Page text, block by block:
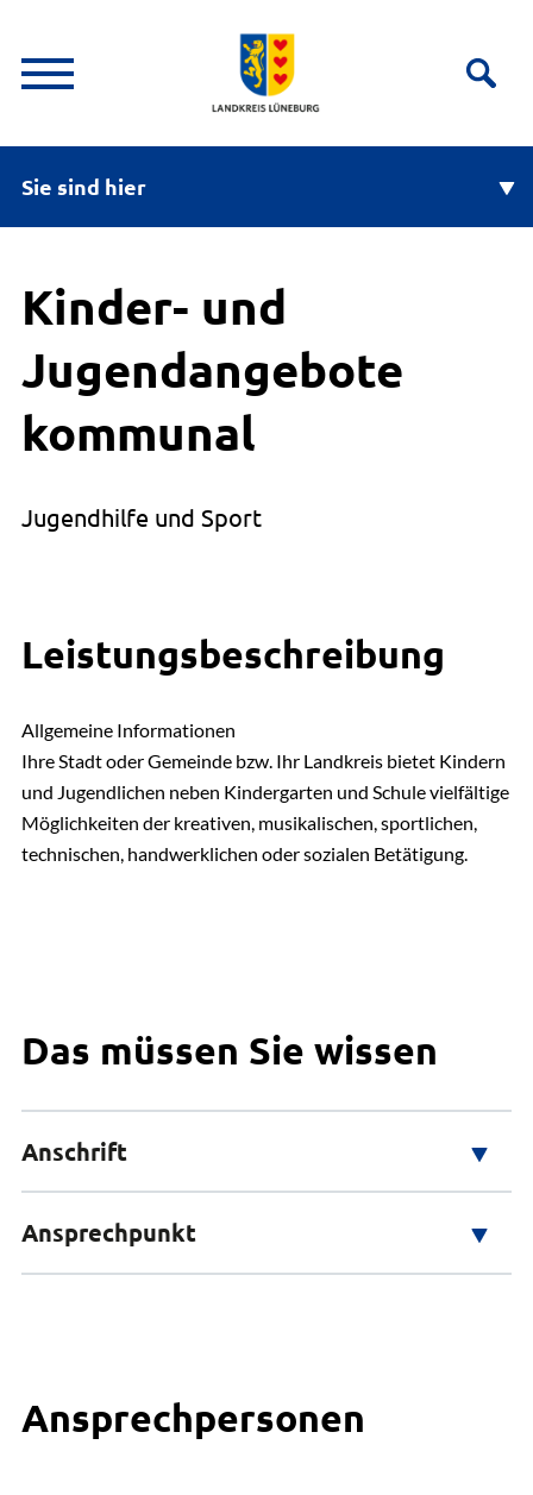
Sie sind hier
Kinder- und
Jugendangebote
kommunal
Jugendhilfe und Sport
Leistungsbeschreibung
Allgemeine Informationen
Ihre Stadt oder Gemeinde bzw. Ihr Landkreis bietet Kindern
und Jugendlichen neben Kindergarten und Schule vielfältige
Möglichkeiten der kreativen, musikalischen, sportlichen,
technischen, handwerklichen oder sozialen Betätigung.
Das müssen Sie wissen
Anschrift
Auf dem Michaeliskloster 4
21335 Lüneburg
Ansprechpunkt
Ansprechpersonen